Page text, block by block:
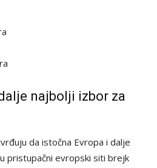
najbolji izbor za
da istočna Evropa i dalje
pristupačni evropski siti brejk